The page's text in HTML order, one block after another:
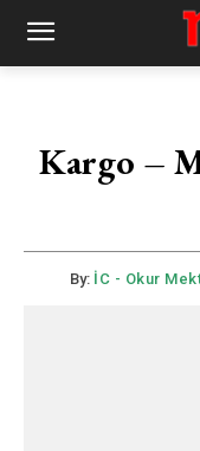
Kargo –
By: İC - Okur